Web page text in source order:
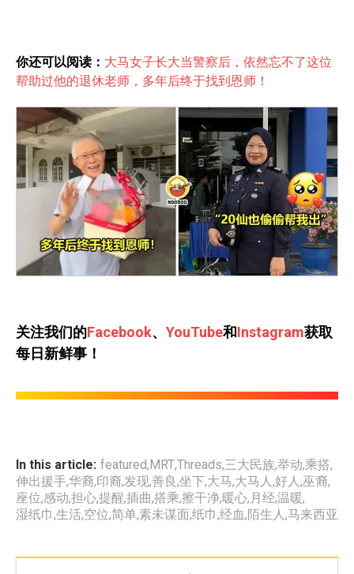
你还可以阅读： 大马女子长大当警察后，依然忘不了这位
帮助过他的退休老师，多年后终于找到恩师！
关注我们的Facebook、 YouTube和Instagram获取
每日新鲜事！
In this article: featured, MRT,Threads,三大民族,举动,乘搭,
伸出援手,华裔,印裔,发现,善良,坐下,大马,大马人,好人,巫裔,
座位,感动,担心,提醒,插曲,搭乘,擦干净,暖心, 月经,温暖,
湿纸巾,生活,空位,简单,素未谋面,纸巾,经血,陌生人,马来西亚